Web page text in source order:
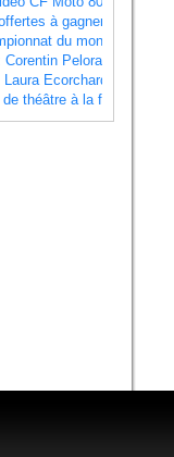
à gagner pour le
du monde side-
Corentin Pelorari sous
Ecorchard détaille
de théâtre à la finale du